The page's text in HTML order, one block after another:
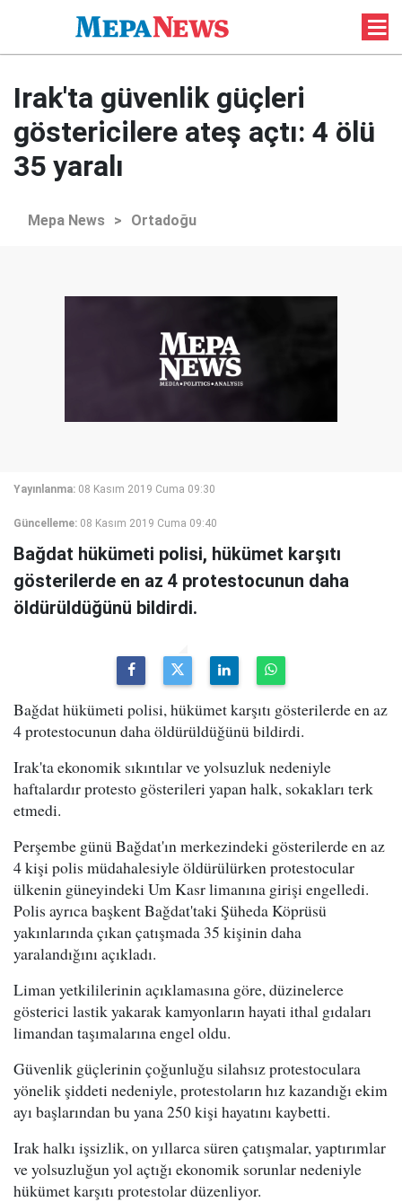
Irak'ta güvenlik güçleri
göstericilere ateş açtı: 4 ölü
35 yaralı
Mepa News > Ortadoğu
Yayınlanma: 08 Kasım 2019 Cuma 09:30
Güncelleme: 08 Kasım 2019 Cuma 09:40
Bağdat hükümeti polisi, hükümet karşıtı
gösterilerde en az 4 protestocunun daha
öldürüldüğünü bildirdi.
Bağdat hükümeti polisi, hükümet karşıtı gösterilerde en az
4 protestocunun daha öldürüldüğünü bildirdi.
Irak'ta ekonomik sıkıntılar ve yolsuzluk nedeniyle
haftalardır protesto gösterileri yapan halk, sokakları terk
etmedi.
Perşembe günü Bağdat'ın merkezindeki gösterilerde en az
4 kişi polis müdahalesiyle öldürülürken protestocular
ülkenin güneyindeki Um Kasr limanına girişi engelledi.
Polis ayrıca başkent Bağdat'taki Şüheda Köprüsü
yakınlarında çıkan çatışmada 35 kişinin daha
yaralandığını açıkladı.
Liman yetkililerinin açıklamasına göre, düzinelerce
gösterici lastik yakarak kamyonların hayati ithal gıdaları
limandan taşımalarına engel oldu.
Güvenlik güçlerinin çoğunluğu silahsız protestoculara
yönelik şiddeti nedeniyle, protestoların hız kazandığı ekim
ayı başlarından bu yana 250 kişi hayatını kaybetti.
Irak halkı işsizlik, on yıllarca süren çatışmalar, yaptırımlar
ve yolsuzluğun yol açtığı ekonomik sorunlar nedeniyle
hükümet karşıtı protestolar düzenliyor.